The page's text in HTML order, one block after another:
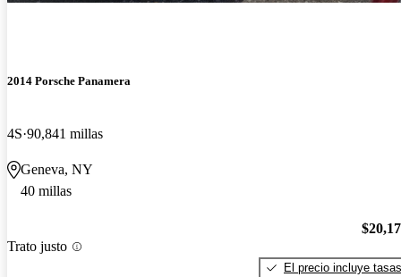
2014 Porsche Panamera
4S 90,841 millas
Geneva, NY
40 millas
Trato justo
El precio incluye tasas